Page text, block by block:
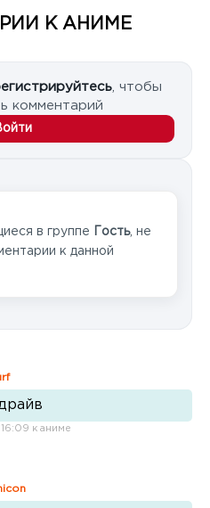
К АНИМЕ
, чтобы
комментарий
в группе Гость, не
к данной
к аниме